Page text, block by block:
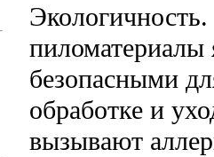
пиломатериалы
безопасными
обработке и
вызывают